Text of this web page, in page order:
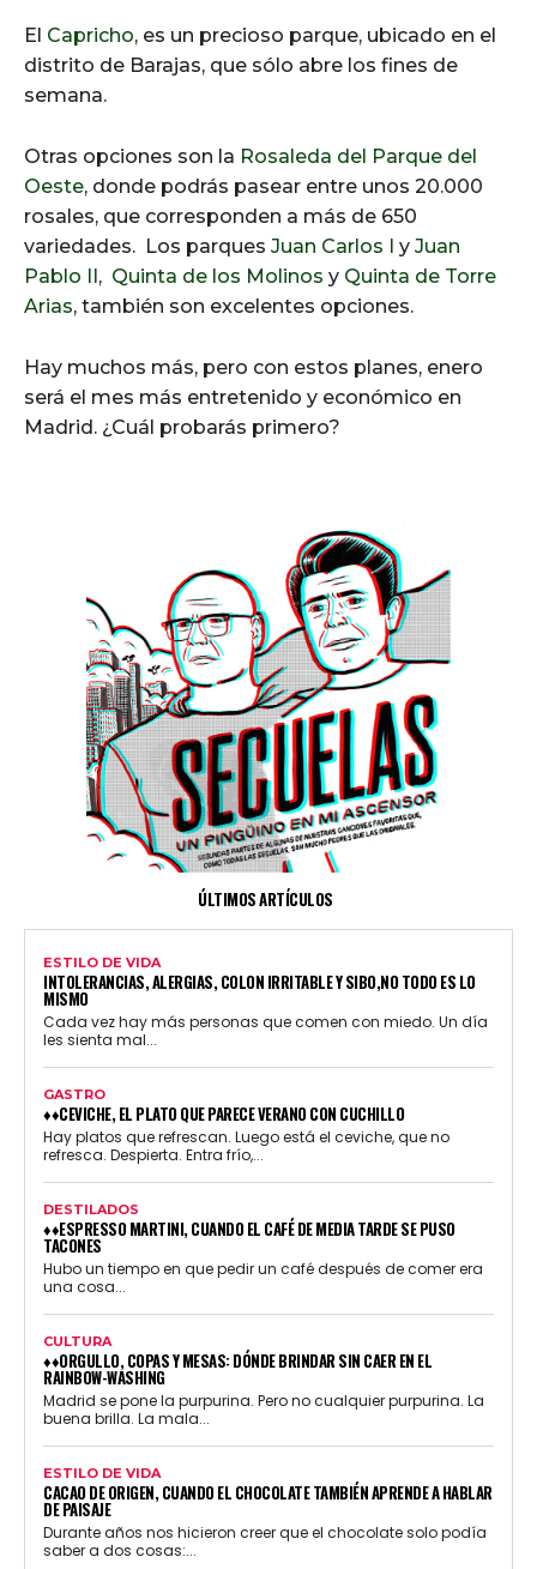
El Capricho, es un precioso parque, ubicado en el
distrito de Barajas, que sólo abre los fines de
semana.
Otras opciones son la Rosaleda del Parque del
Oeste, donde podrás pasear entre unos 20.000
rosales, que corresponden a más de 650
variedades. Los parques Juan Carlos I y Juan
Pablo II, Quinta de los Molinos y Quinta de Torre
Arias, también son excelentes opciones.
Hay muchos más, pero con estos planes, enero
será el mes más entretenido y económico en
Madrid. ¿Cuál probarás primero?
ÚLTIMOS ARTÍCULOS
ESTILO DE VIDA
INTOLERANCIAS, ALERGIAS, COLON IRRITABLE Y SIBO,NO TODO ES LO
MISMO
Cada vez hay más personas que comen con miedo. Un día
les sienta mal...
GASTRO
♦♦CEVICHE, EL PLATO QUE PARECE VERANO CON CUCHILLO
Hay platos que refrescan. Luego está el ceviche, que no
refresca. Despierta. Entra frío,...
DESTILADOS
♦♦ESPRESSO MARTINI, CUANDO EL CAFÉ DE MEDIA TARDE SE PUSO
TACONES
Hubo un tiempo en que pedir un café después de comer era
una cosa...
CULTURA
♦♦ORGULLO, COPAS Y MESAS: DÓNDE BRINDAR SIN CAER EN EL
RAINBOW-WASHING
Madrid se pone la purpurina. Pero no cualquier purpurina. La
buena brilla. La mala...
ESTILO DE VIDA
CACAO DE ORIGEN, CUANDO EL CHOCOLATE TAMBIÉN APRENDE A HABLAR
DE PAISAJE
Durante años nos hicieron creer que el chocolate solo podía
saber a dos cosas:...